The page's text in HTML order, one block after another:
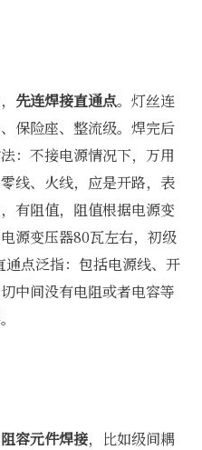
先连焊接直通点。灯丝连
保险座、整流级。焊完后
：不接电源情况下，万用
线、火线，应是开路，表
有阻值，阻值根据电源变
源变压器80瓦左右，初级
点泛指：包括电源线、开
中间没有电阻或者电容等
阻容元件焊接，比如级间耦